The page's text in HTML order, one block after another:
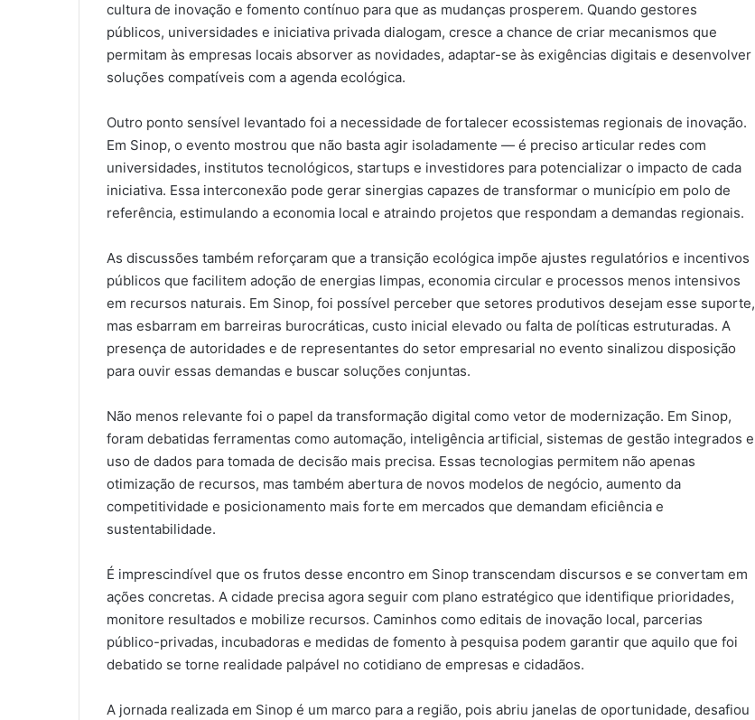
cultura de inovação e fomento contínuo para que as mudanças prosperem. Quando gestores
públicos, universidades e iniciativa privada dialogam, cresce a chance de criar mecanismos que
permitam às empresas locais absorver as novidades, adaptar-se às exigências digitais e desenvolver
soluções compatíveis com a agenda ecológica.
Outro ponto sensível levantado foi a necessidade de fortalecer ecossistemas regionais de inovação.
Em Sinop, o evento mostrou que não basta agir isoladamente — é preciso articular redes com
universidades, institutos tecnológicos, startups e investidores para potencializar o impacto de cada
iniciativa. Essa interconexão pode gerar sinergias capazes de transformar o município em polo de
referência, estimulando a economia local e atraindo projetos que respondam a demandas regionais.
As discussões também reforçaram que a transição ecológica impõe ajustes regulatórios e incentivos
públicos que facilitem adoção de energias limpas, economia circular e processos menos intensivos
em recursos naturais. Em Sinop, foi possível perceber que setores produtivos desejam esse suporte,
mas esbarram em barreiras burocráticas, custo inicial elevado ou falta de políticas estruturadas. A
presença de autoridades e de representantes do setor empresarial no evento sinalizou disposição
para ouvir essas demandas e buscar soluções conjuntas.
Não menos relevante foi o papel da transformação digital como vetor de modernização. Em Sinop,
foram debatidas ferramentas como automação, inteligência artificial, sistemas de gestão integrados e
uso de dados para tomada de decisão mais precisa. Essas tecnologias permitem não apenas
otimização de recursos, mas também abertura de novos modelos de negócio, aumento da
competitividade e posicionamento mais forte em mercados que demandam eficiência e
sustentabilidade.
É imprescindível que os frutos desse encontro em Sinop transcendam discursos e se convertam em
ações concretas. A cidade precisa agora seguir com plano estratégico que identifique prioridades,
monitore resultados e mobilize recursos. Caminhos como editais de inovação local, parcerias
público-privadas, incubadoras e medidas de fomento à pesquisa podem garantir que aquilo que foi
debatido se torne realidade palpável no cotidiano de empresas e cidadãos.
A jornada realizada em Sinop é um marco para a região, pois abriu janelas de oportunidade, desafiou